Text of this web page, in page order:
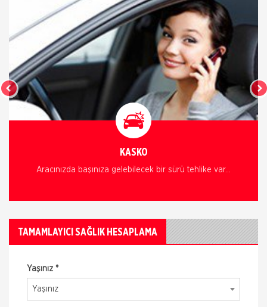
KASKO
Aracınızda başınıza gelebilecek bir sürü tehlike var...
TAMAMLAYICI SAĞLIK HESAPLAMA
Yaşınız *
Yaşınız